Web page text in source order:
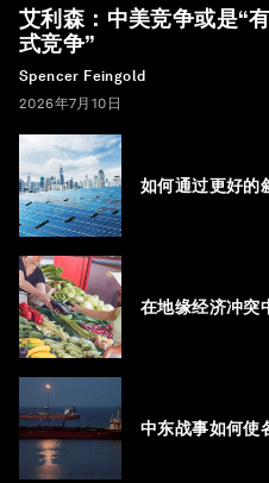
艾利森：中美竞争或是“
式竞争”
Spencer Feingold
2026年7月10日
如何通过更好的
在地缘经济冲突
中东战事如何使